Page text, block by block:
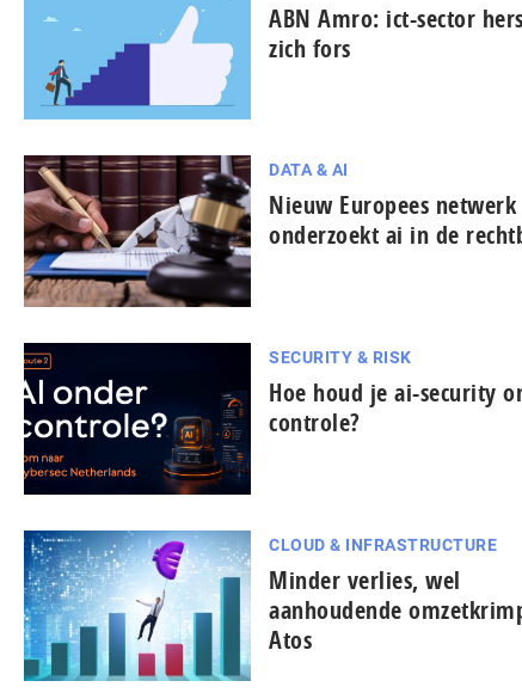
ABN Amro: ict-sector
zich fors
DATA & AI
Nieuw Europees netwerk
onderzoekt ai in de
SECURITY & RISK
Hoe houd je ai-security
controle?
CLOUD & INFRASTRUCTURE
Minder verlies, wel
aanhoudende
Atos